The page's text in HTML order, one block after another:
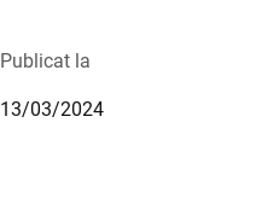
Publicat la
13/03/2024